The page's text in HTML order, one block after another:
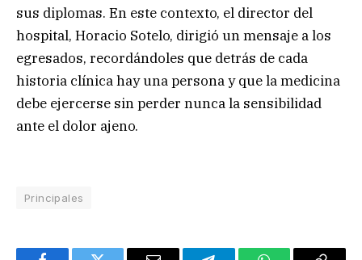
sus diplomas. En este contexto, el director del
hospital, Horacio Sotelo, dirigió un mensaje a los
egresados, recordándoles que detrás de cada
historia clínica hay una persona y que la medicina
debe ejercerse sin perder nunca la sensibilidad
ante el dolor ajeno.
Principales